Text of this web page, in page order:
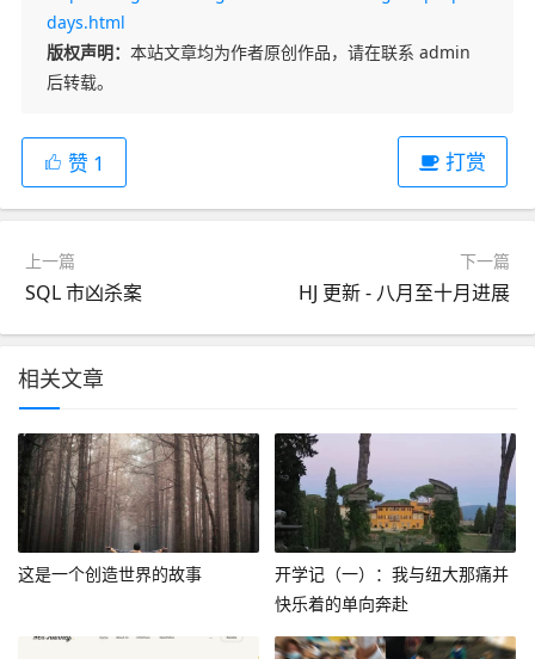
days.html
版权声明： 本站文章均为作者原创作品，请在联系 admin
后转载。
赞 1 打赏
上一篇
SQL 市凶杀案
下一篇
HJ 更新 - 八月至十月进展
相关文章
这是一个创造世界的故事
开学记（一）：我与纽大那痛并
快乐着的单向奔赴